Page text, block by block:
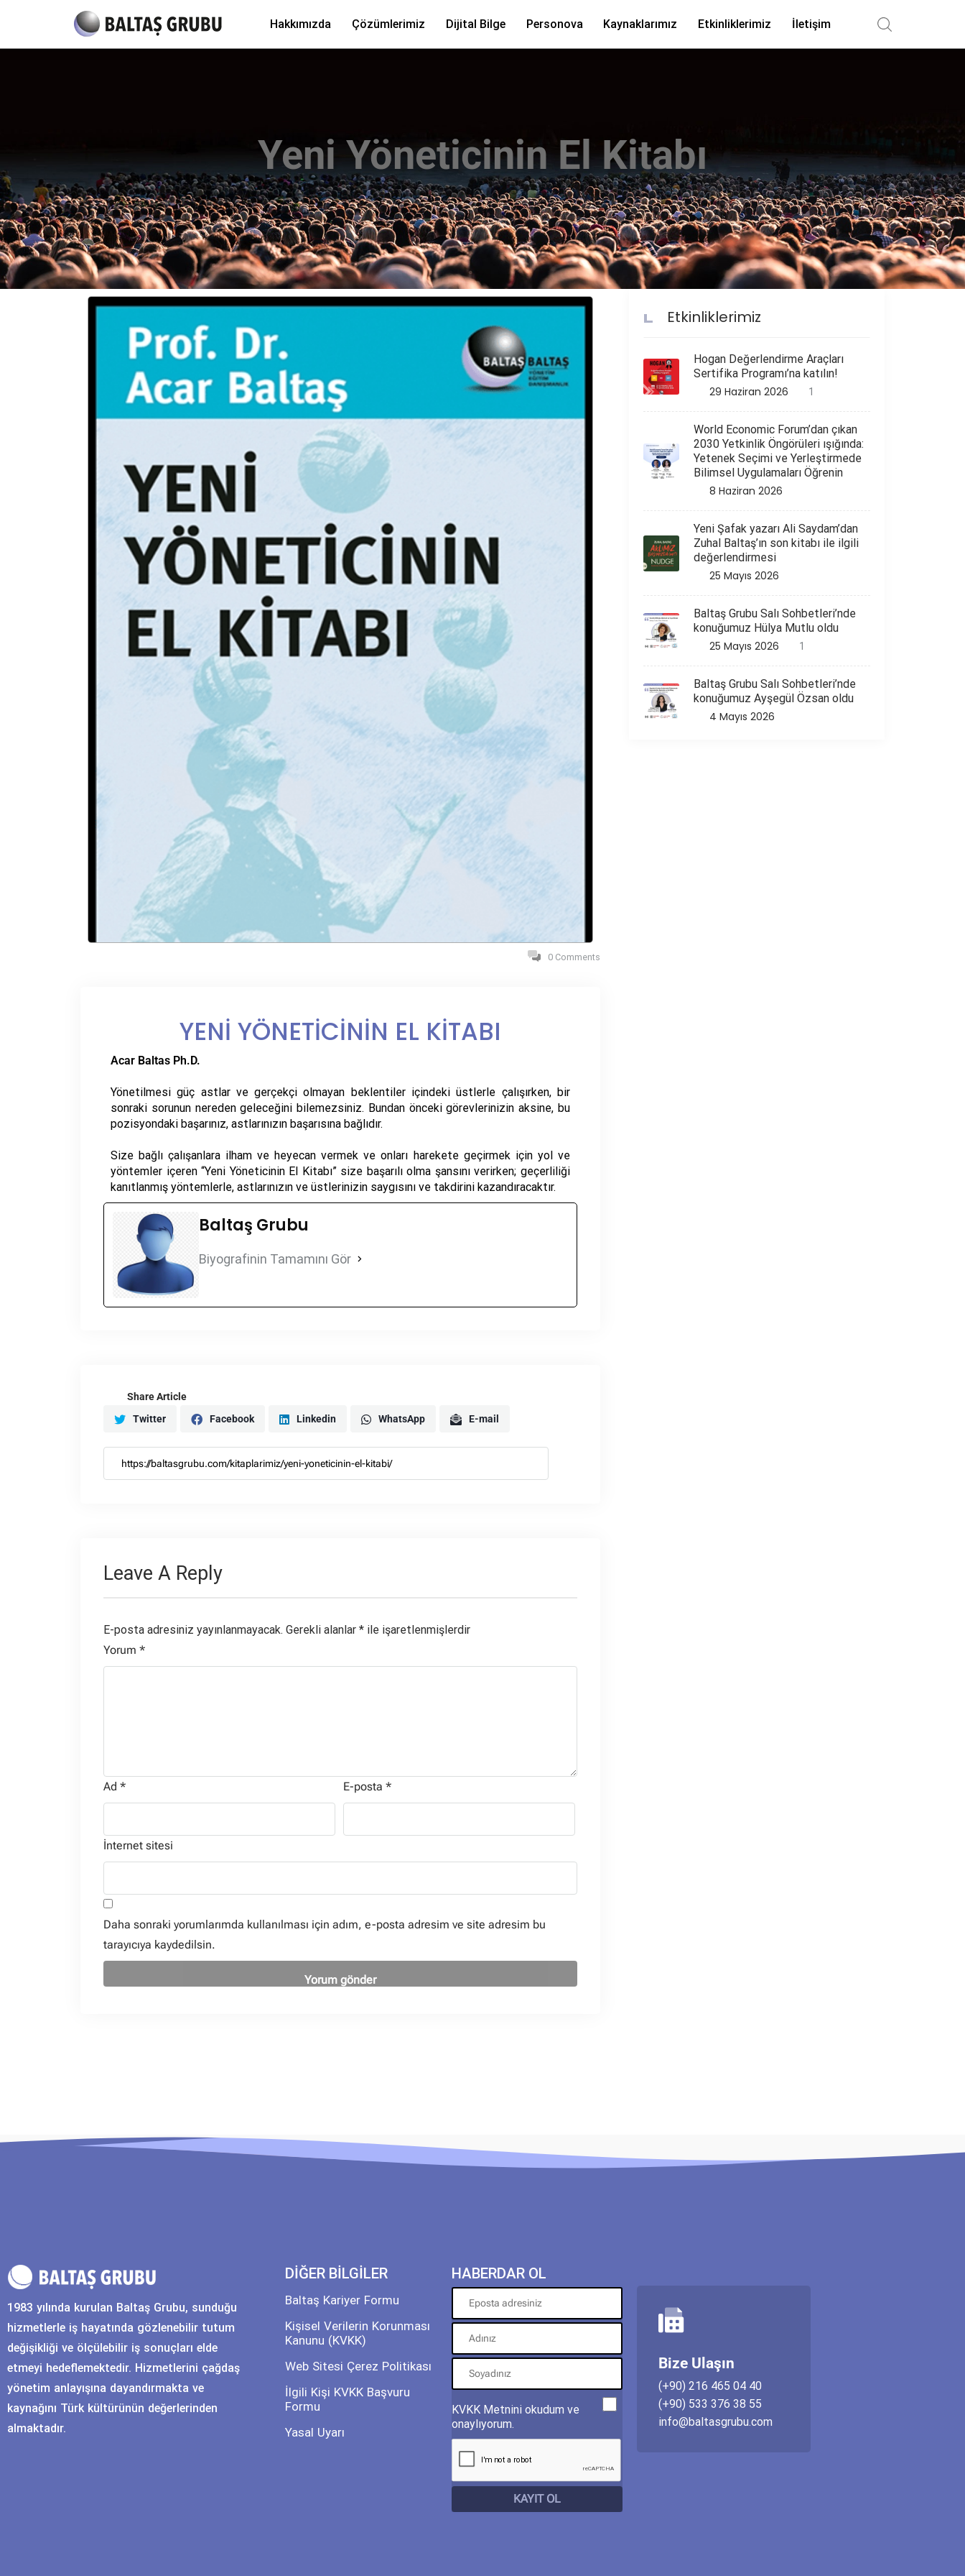
Hakkımızda Çözümlerimiz Dijital Bilge Personova Kaynaklarımız Etkinliklerimiz İletişim
Yeni Yöneticinin El Kitabı
0 Comments
YENİ YÖNETİCİNİN EL KİTABI
Acar Baltas Ph.D.
Yönetilmesi güç astlar ve gerçekçi olmayan beklentiler içindeki üstlerle çalışırken, bir
sonraki sorunun nereden geleceğini bilemezsiniz. Bundan önceki görevlerinizin aksine, bu
pozisyondaki başarınız, astlarınızın başarısına bağlıdır.
Size bağlı çalışanlara ilham ve heyecan vermek ve onları harekete geçirmek için yol ve
yöntemler içeren “Yeni Yöneticinin El Kitabı” size başarılı olma şansını verirken; geçerliliği
kanıtlanmış yöntemlerle, astlarınızın ve üstlerinizin saygısını ve takdirini kazandıracaktır.
Baltaş Grubu
Biyografinin Tamamını Gör
Share Article
Twitter
Facebook Linkedin WhatsApp E-mail
Leave A Reply
E-posta adresiniz yayınlanmayacak. Gerekli alanlar * ile işaretlenmişlerdir
Yorum *
Ad * E-posta *
İnternet sitesi
Daha sonraki yorumlarımda kullanılması için adım, e-posta adresim ve site adresim bu
tarayıcıya kaydedilsin.
Etkinliklerimiz
Hogan Değerlendirme Araçları
Sertifika Programı’na katılın!
29 Haziran 2026 1
World Economic Forum’dan çıkan
2030 Yetkinlik Öngörüleri ışığında:
Yetenek Seçimi ve Yerleştirmede
Bilimsel Uygulamaları Öğrenin
8 Haziran 2026
Yeni Şafak yazarı Ali Saydam’dan
Zuhal Baltaş’ın son kitabı ile ilgili
değerlendirmesi
25 Mayıs 2026
Baltaş Grubu Salı Sohbetleri’nde
konuğumuz Hülya Mutlu oldu
25 Mayıs 2026 1
Baltaş Grubu Salı Sohbetleri’nde
konuğumuz Ayşegül Özsan oldu
4 Mayıs 2026
1983 yılında kurulan Baltaş Grubu, sunduğu
hizmetlerle iş hayatında gözlenebilir tutum
değişikliği ve ölçülebilir iş sonuçları elde
etmeyi hedeflemektedir. Hizmetlerini çağdaş
yönetim anlayışına dayandırmakta ve
kaynağını Türk kültürünün değerlerinden
almaktadır.
DİĞER BİLGİLER
Baltaş Kariyer Formu
Kişisel Verilerin Korunması
Kanunu (KVKK)
Web Sitesi Çerez Politikası
İlgili Kişi KVKK Başvuru
Formu
Yasal Uyarı
HABERDAR OL
KVKK Metnini okudum ve
onaylıyorum.
Bize Ulaşın
(+90) 216 465 04 40
(+90) 533 376 38 55
info@baltasgrubu.com